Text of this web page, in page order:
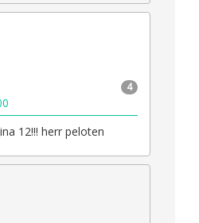
4
12!!! herr peloten